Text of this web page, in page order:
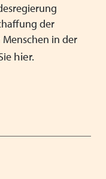
Schließen
Schließen
Portalder
in der
hier.